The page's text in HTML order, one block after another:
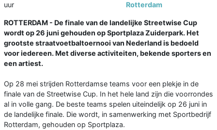
uur
Rotterdam
ROTTERDAM - De finale van de landelijke Streetwise Cup
wordt op 26 juni gehouden op Sportplaza Zuiderpark. Het
grootste straatvoetbaltoernooi van Nederland is bedoeld
voor iedereen. Met diverse activiteiten, bekende sporters en
een artiest.
Op 28 mei strijden Rotterdamse teams voor een plekje in de
finale van de Streetwise Cup. In het hele land zijn die voorrondes
al in volle gang. De beste teams spelen uiteindelijk op 26 juni in
de landelijke finale. Die wordt, in samenwerking met Sportbedrijf
Rotterdam, gehouden op Sportplaza.